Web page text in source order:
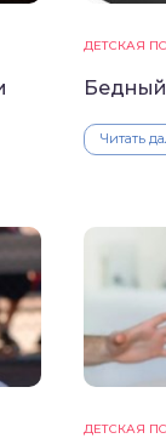
ДЕТСКАЯ
Читать
ДЕТСКАЯ